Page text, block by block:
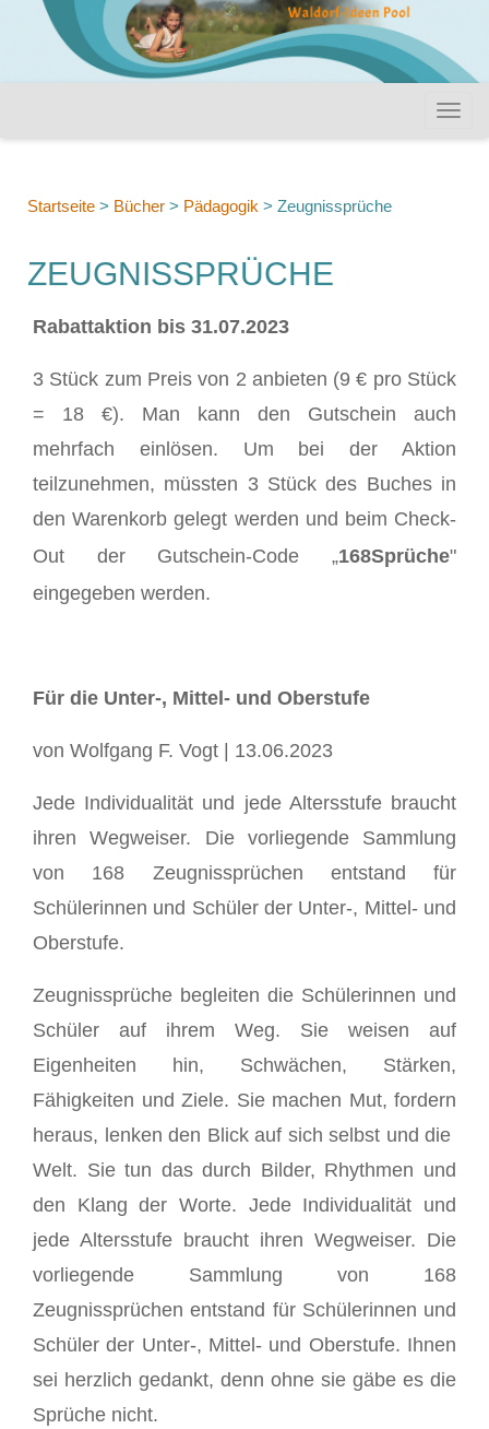
Startseite > Bücher > Pädagogik > Zeugnissprüche
ZEUGNISSPRÜCHE
Rabattaktion bis 31.07.2023
3 Stück zum Preis von 2 anbieten (9 € pro Stück
= 18 €). Man kann den Gutschein auch
mehrfach einlösen. Um bei der Aktion
teilzunehmen, müssten 3 Stück des Buches in
den Warenkorb gelegt werden und beim Check-
Out der Gutschein-Code „168Sprüche"
eingegeben werden.
Für die Unter-, Mittel- und Oberstufe
von Wolfgang F. Vogt | 13.06.2023
Jede Individualität und jede Altersstufe braucht
ihren Wegweiser. Die vorliegende Sammlung
von 168 Zeugnissprüchen entstand für
Schülerinnen und Schüler der Unter-, Mittel- und
Oberstufe.
Zeugnissprüche begleiten die Schülerinnen und
Schüler auf ihrem Weg. Sie weisen auf
Eigenheiten hin, Schwächen, Stärken,
Fähigkeiten und Ziele. Sie machen Mut, fordern
heraus, lenken den Blick auf sich selbst und die
Welt. Sie tun das durch Bilder, Rhythmen und
den Klang der Worte. Jede Individualität und
jede Altersstufe braucht ihren Wegweiser. Die
vorliegende Sammlung von 168
Zeugnissprüchen entstand für Schülerinnen und
Schüler der Unter-, Mittel- und Oberstufe. Ihnen
sei herzlich gedankt, denn ohne sie gäbe es die
Sprüche nicht.